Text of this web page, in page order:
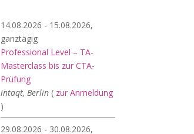
14.08.2026 - 15.08.2026,
ganztägig
Professional Level – TA-
Masterclass bis zur CTA-
Prüfung
intaqt, Berlin ( zur Anmeldung
)
29.08.2026 - 30.08.2026,